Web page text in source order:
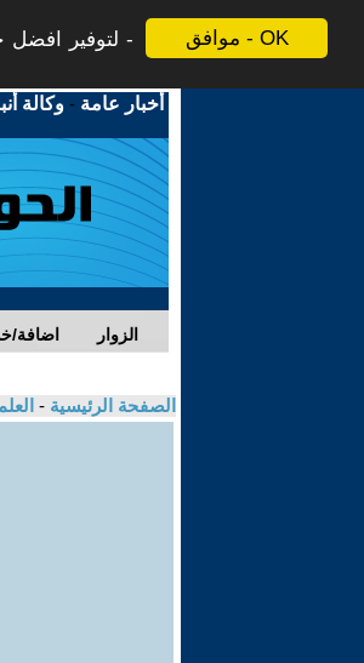
موافق - OK
لتوفير افضل
أخبار عامة -وكالة
اضافة/ الزوار
الصفحة الرئيسية -